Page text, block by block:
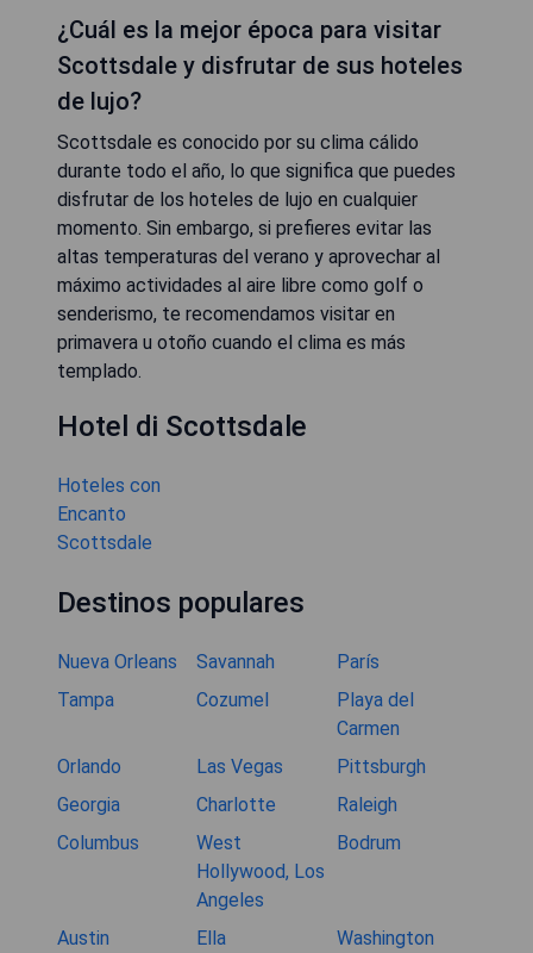
¿Cuál es la mejor época para visitar
Scottsdale y disfrutar de sus hoteles
de lujo?
Scottsdale es conocido por su clima cálido
durante todo el año, lo que significa que puedes
disfrutar de los hoteles de lujo en cualquier
momento. Sin embargo, si prefieres evitar las
altas temperaturas del verano y aprovechar al
máximo actividades al aire libre como golf o
senderismo, te recomendamos visitar en
primavera u otoño cuando el clima es más
templado.
Hotel di Scottsdale
Hoteles con
Encanto
Scottsdale
Destinos populares
Nueva Orleans Savannah
París
Tampa
Cozumel
Playa del
Carmen
Orlando
Las Vegas
Pittsburgh
Georgia
Charlotte
Raleigh
Columbus
West
Hollywood, Los
Angeles
Bodrum
Austin Ella Washington